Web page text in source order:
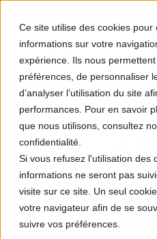
Ce site utilise des cookies pour
informations sur votre
expérience. Ils nous
préférences, de personnaliser
d’analyser l’utilisation du site
performances. Pour en savoir
que nous utilisons, consultez
confidentialité.
Si vous refusez l'utilisation des
informations ne seront pas
visite sur ce site. Un seul
votre navigateur afin de se
suivre vos préférences.